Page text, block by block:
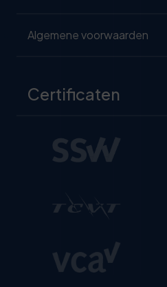
Algemene voorwaarden
Certificaten